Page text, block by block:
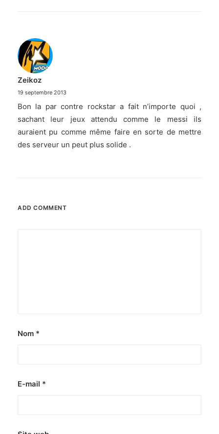
Zeikoz
19 septembre 2013
Bon la par contre rockstar a fait n’importe quoi ,
sachant leur jeux attendu comme le messi ils
auraient pu comme même faire en sorte de mettre
des serveur un peut plus solide .
ADD COMMENT
Nom *
E-mail *